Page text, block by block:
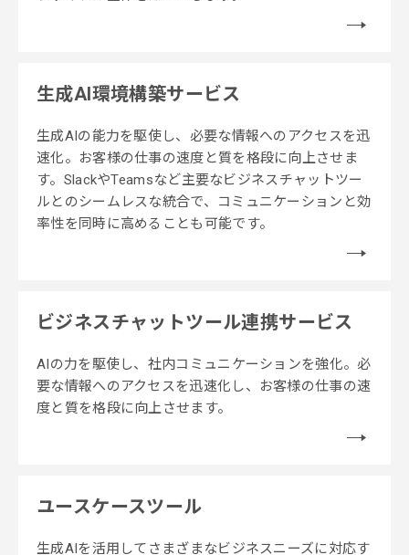
生成AI環境構築サービス
​​​​生成AIの能力を駆使し、必要な情報へのアクセスを迅
速化。お客様の仕事の速度と質を格段に向上させま
す。SlackやTeamsなど主要なビジネスチャットツー
ルとのシームレスな統合で、コミュニケーションと効
率性を同時に高めることも可能です。
ビジネスチャットツール連携サービス
AIの力を駆使し、社内コミュニケーションを強化。必
要な情報へのアクセスを迅速化し、お客様の仕事の速
度と質を格段に向上させます。
ユースケースツール
生成AIを活用してさまざまなビジネスニーズに対応す